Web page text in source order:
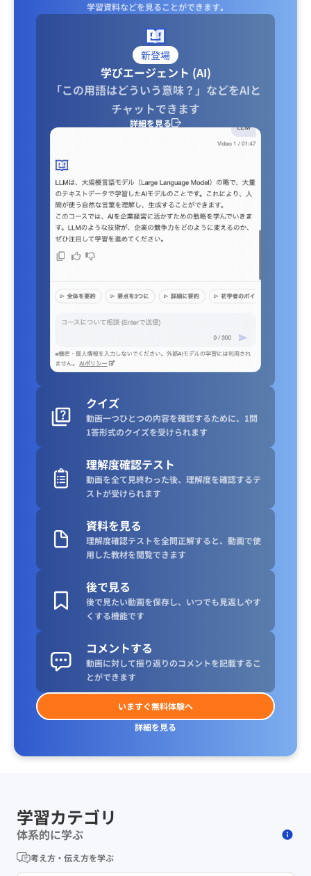
学習資料などを見ることができます｡
新登場
学びエージェント (AI)
「この用語はどういう意味？」などをAIと
チャットできます
詳細を見る
クイズ
動画一つひとつの内容を確認するために、1問
1答形式のクイズを受けられます
理解度確認テスト
動画を全て見終わった後、理解度を確認するテ
ストが受けられます
資料を見る
理解度確認テストを全問正解すると、動画で使
用した教材を閲覧できます
後で見る
後で見たい動画を保存し、いつでも見返しやす
くする機能です
コメントする
動画に対して振り返りのコメントを記載するこ
とができます
いますぐ無料体験へ
詳細を見る
学習カテゴリ
体系的に学ぶ
考え方・伝え方を学ぶ